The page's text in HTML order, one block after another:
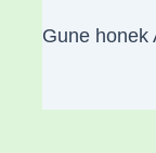
Gune honek